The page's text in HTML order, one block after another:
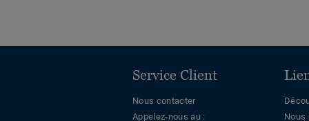
Service Client
Nous contacter
Appelez-nous au :
Nous